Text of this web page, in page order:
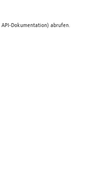
API-Dokumentation) abrufen.